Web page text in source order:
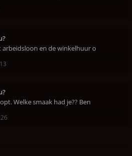
arbeidsloon en de winkelhuur o
Welke smaak had je?? Ben